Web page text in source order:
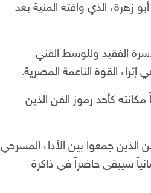
زهرة، الذي وافته المنية بعد
الفقيد وللوسط الفني
القوة الناعمة المصرية.
كأحد رموز الفن الذين
الذين جمعوا بين الأداء المسرحي
سيبقى حاضراً في ذاكرة